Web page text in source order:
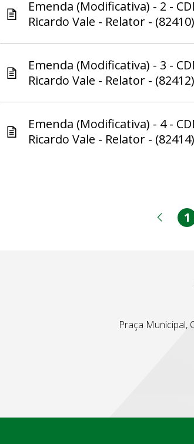
Emenda (Modificativa) - 2 -
Ricardo Vale - Relator - (82410)
Emenda (Modificativa) - 3 -
Ricardo Vale - Relator - (82412)
Emenda (Modificativa) - 4 -
Ricardo Vale - Relator - (82414)
1
Praça Municipal,